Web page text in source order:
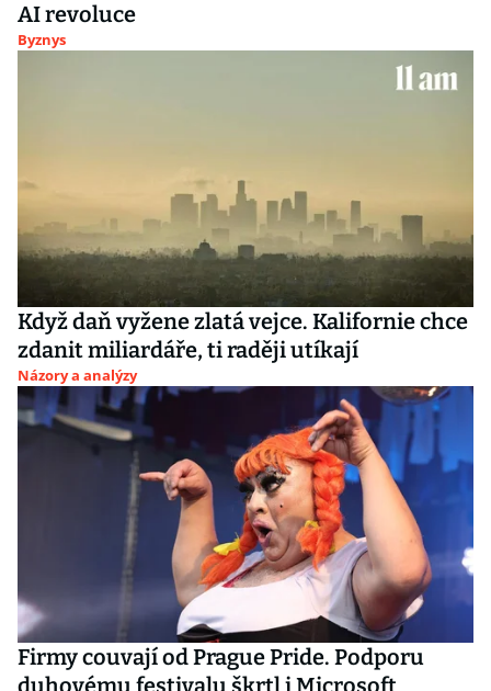
AI revoluce
Byznys
Když daň vyžene zlatá vejce. Kalifornie chce
zdanit miliardáře, ti raději utíkají
Názory a analýzy
Firmy couvají od Prague Pride. Podporu
duhovému festivalu škrtl i Microsoft